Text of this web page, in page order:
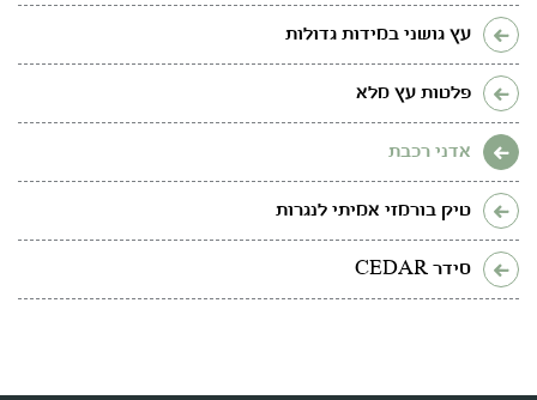
עץ גושני במידות גדולות
פלטות עץ מלא
אדני רכבת
טיק בורמזי אמיתי לנגרות
סידר CEDAR